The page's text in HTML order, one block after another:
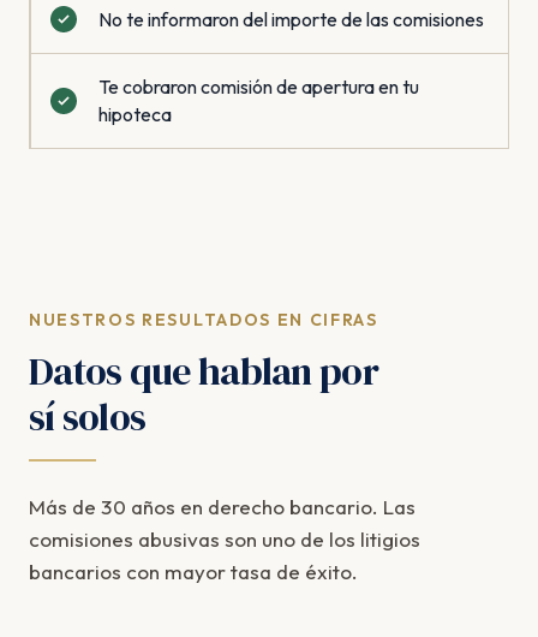
No te informaron del importe de las comisiones
Te cobraron comisión de apertura en tu
hipoteca
NUESTROS RESULTADOS EN CIFRAS
Datos que hablan por
sí solos
Más de 30 años en derecho bancario. Las
comisiones abusivas son uno de los litigios
bancarios con mayor tasa de éxito.